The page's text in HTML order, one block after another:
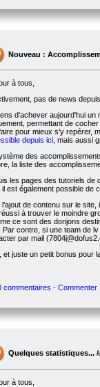
Nouveau :
à tous,
pas de news
d'achever aujourd'hui
permettant de
pour mieux s'y repérer,
depuis ici, mais aussi
des
la liste des
les pages des tutoriels de
il est également possible de
l'ajout de contenu sur le
à trouver le moindre
ce sont des donjons
Par contre, si une team de
par mail
et juste un petit bonus pour
commentaires - Commenter
Quelques statistiques...
à tous,